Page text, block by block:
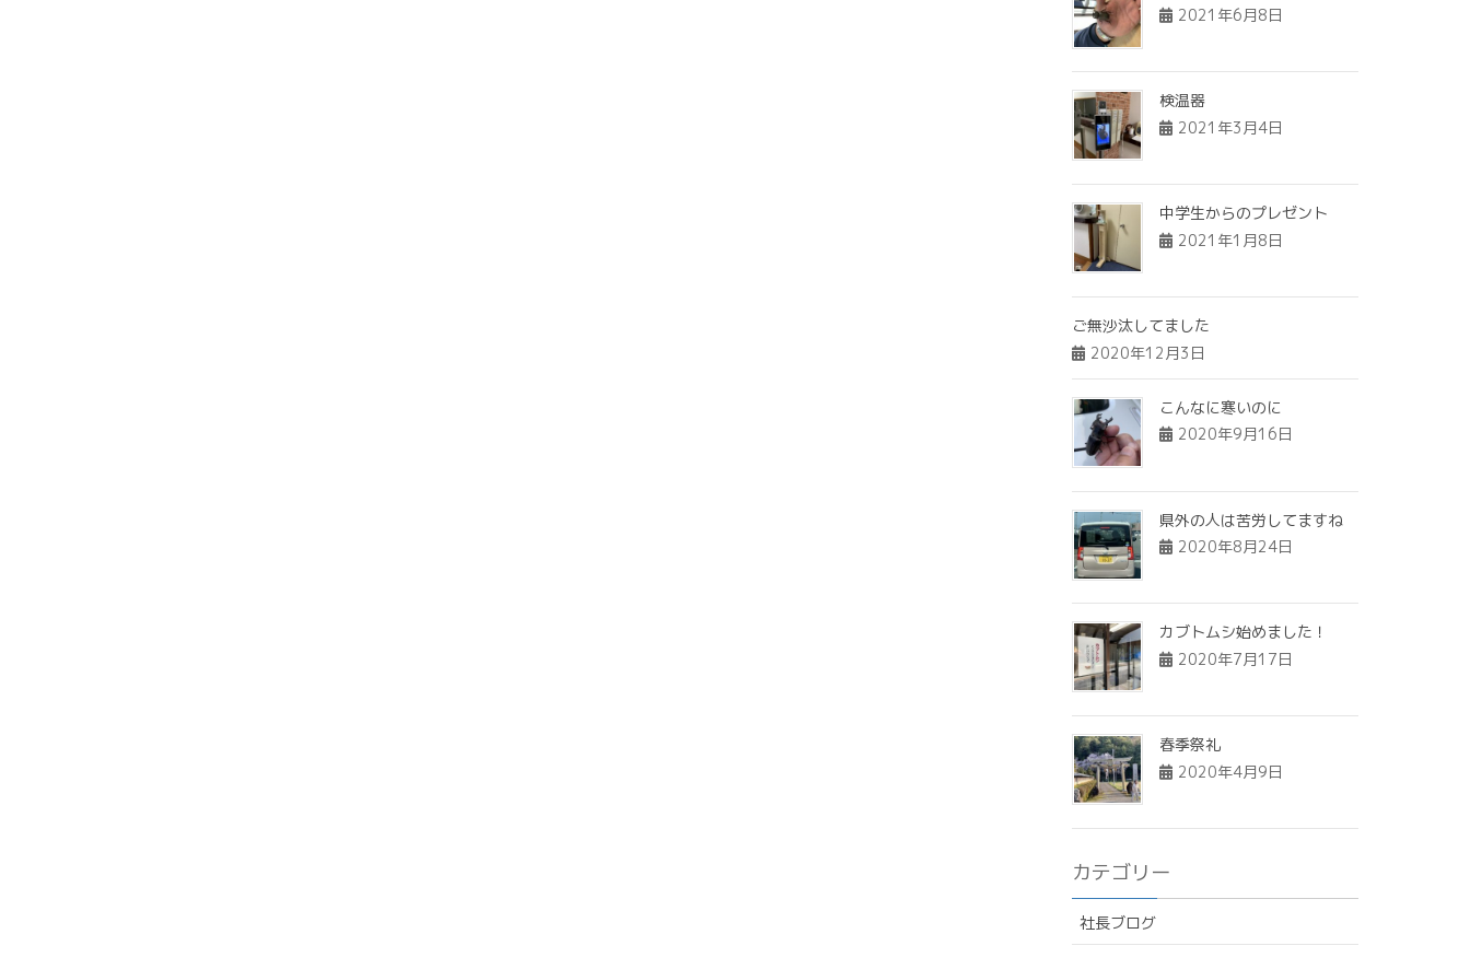
2021年6月8日
検温器
2021年3月4日
中学生からのプレゼント
2021年1月8日
ご無沙汰してました
2020年12月3日
こんなに寒いのに
2020年9月16日
県外の人は苦労してますね
2020年8月24日
カブトムシ始めました！
2020年7月17日
春季祭礼
2020年4月9日
カテゴリー
社長ブログ